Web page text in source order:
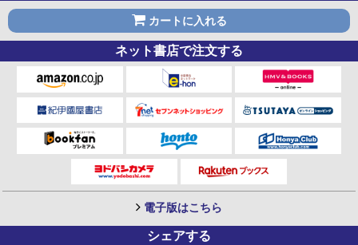
カートに入れる
ネット書店で注文する
電子版はこちら
シェアする